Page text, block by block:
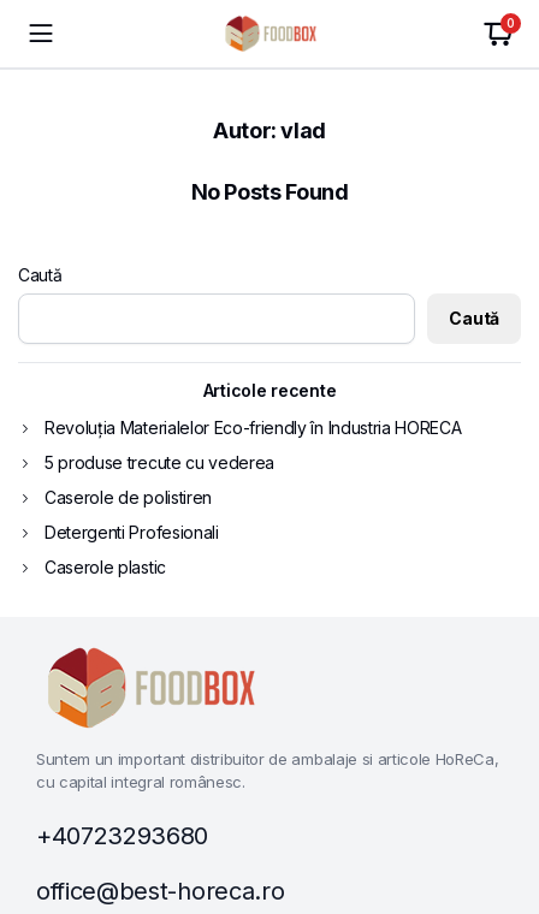
0
Autor:vlad
No Posts Found
Caută
Caută
Articole recente
Revoluția Materialelor Eco-friendly în Industria HORECA
5 produse trecute cu vederea
Caserole de polistiren
Detergenti Profesionali
Caserole plastic
Suntem un important distribuitor de ambalaje si articole HoReCa,
cu capital integral românesc.
+40723293680
office@best-horeca.ro